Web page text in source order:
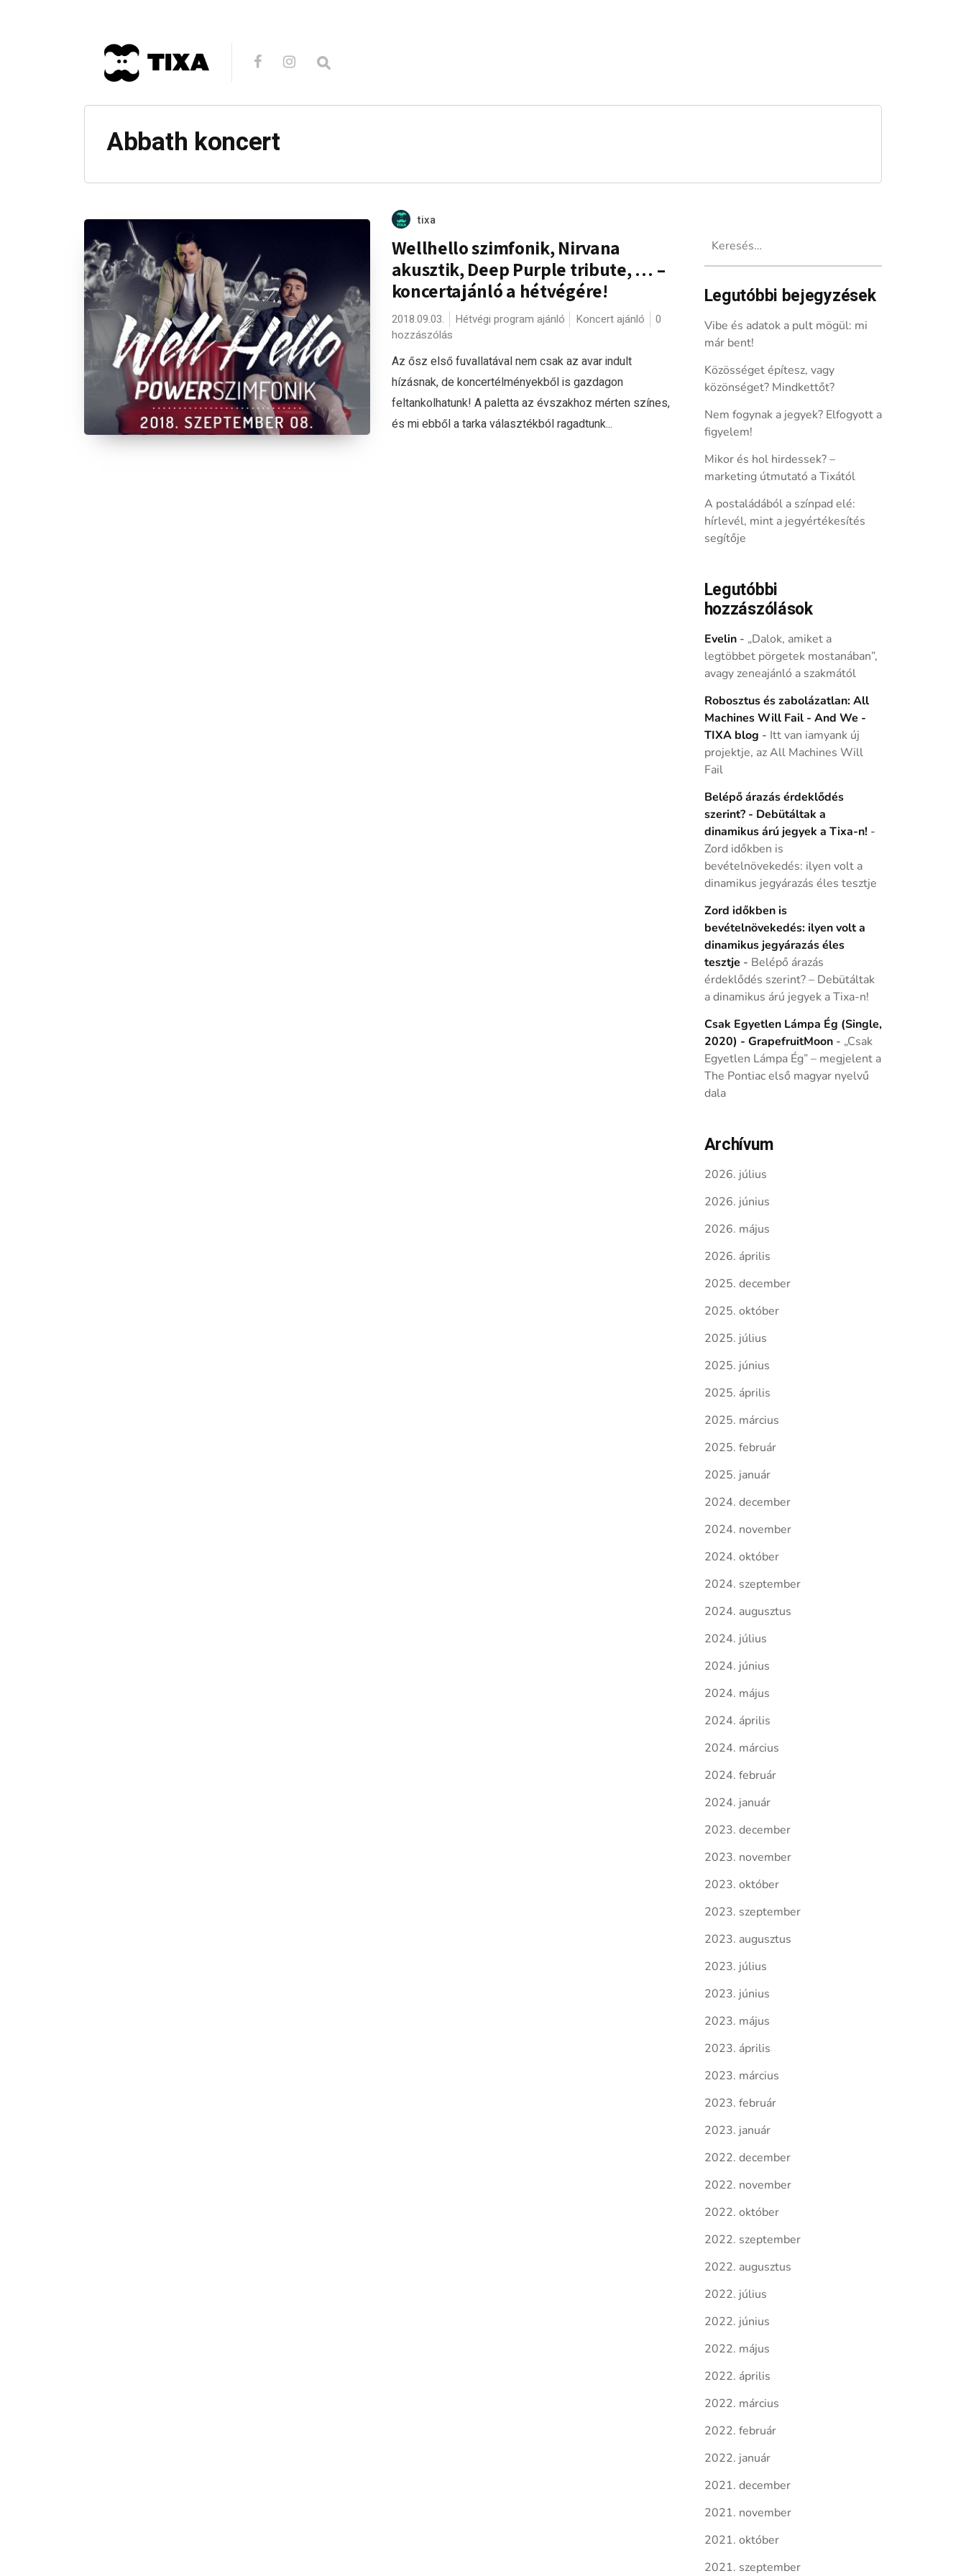
Abbath koncert
tixa
Wellhello szimfonik, Nirvana
akusztik, Deep Purple tribute, … –
koncertajánló a hétvégére!
2018.09.03. Hétvégi program ajánló Koncert ajánló
0
hozzászólás
Az ősz első fuvallatával nem csak az avar indult
hízásnak, de koncertélményekből is gazdagon
feltankolhatunk! A paletta az évszakhoz mérten színes,
és mi ebből a tarka választékból ragadtunk...
Legutóbbi bejegyzések
Vibe és adatok a pult mögül: mi
már bent!
Közösséget építesz, vagy
közönséget? Mindkettőt?
Nem fogynak a jegyek? Elfogyott a
figyelem!
Mikor és hol hirdessek? –
marketing útmutató a Tixától
A postaládából a színpad elé:
hírlevél, mint a jegyértékesítés
segítője
Legutóbbi
hozzászólások
Evelin- „Dalok, amiket a
legtöbbet pörgetek mostanában”,
avagy zeneajánló a szakmától
Robosztus és zabolázatlan: All
Machines Will Fail - And We -
TIXA blog - Itt van iamyank új
projektje, az All Machines Will
Fail
Belépő árazás érdeklődés
szerint? - Debütáltak a
dinamikus árú jegyek a Tixa-n! -
Zord időkben is
bevételnövekedés: ilyen volt a
dinamikus jegyárazás éles tesztje
Zord időkben is
bevételnövekedés: ilyen volt a
dinamikus jegyárazás éles
tesztje - Belépő árazás
érdeklődés szerint? – Debütáltak
a dinamikus árú jegyek a Tixa-n!
Csak Egyetlen Lámpa Ég (Single,
2020) - GrapefruitMoon- „Csak
Egyetlen Lámpa Ég” – megjelent a
The Pontiac első magyar nyelvű
dala
Archívum
2026. július
2026. június
2026. május
2026. április
2025. december
2025. október
2025. július
2025. június
2025. április
2025. március
2025. február
2025. január
2024. december
2024. november
2024. október
2024. szeptember
2024. augusztus
2024. július
2024. június
2024. május
2024. április
2024. március
2024. február
2024. január
2023. december
2023. november
2023. október
2023. szeptember
2023. augusztus
2023. július
2023. június
2023. május
2023. április
2023. március
2023. február
2023. január
2022. december
2022. november
2022. október
2022. szeptember
2022. augusztus
2022. július
2022. június
2022. május
2022. április
2022. március
2022. február
2022. január
2021. december
2021. november
2021. október
2021. szeptember